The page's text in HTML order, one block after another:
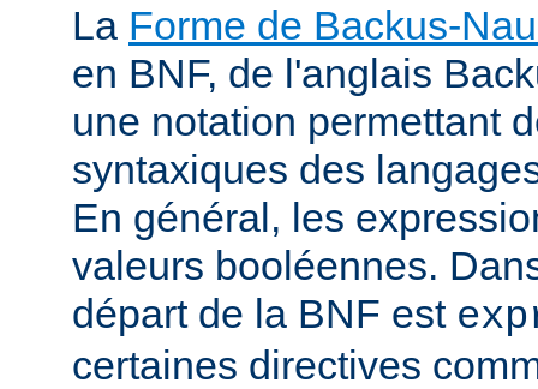
La Forme de Backus-
en BNF, de l'anglais
une notation permettant
syntaxiques des
En général, les
valeurs booléennes.
départ de la BNF est
certaines directives